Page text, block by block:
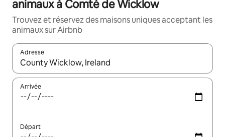
animaux à Comté de Wicklow
Trouvez et réservez des maisons uniques acceptant les
animaux sur Airbnb
Adresse
Lorsque les résultats s'affichent, utilisez les flèches vers le
Arrivée
Départ